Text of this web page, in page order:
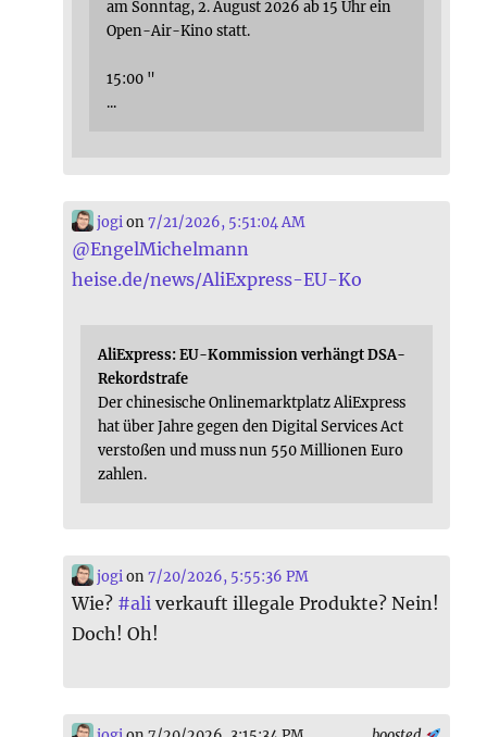
am Sonntag, 2. August 2026 ab 15 Uhr ein
Open-Air-Kino statt.
15:00 "
...
jogion7/21/2026, 5:51:04 AM
@EngelMichelmann
heise.de/news/AliExpress-EU-Ko
AliExpress: EU-Kommission verhängt DSA-
Rekordstrafe
Der chinesische Onlinemarktplatz AliExpress
hat über Jahre gegen den Digital Services Act
verstoßen und muss nun 550 Millionen Euro
zahlen.
jogion7/20/2026, 5:55:36 PM
Wie? #ali verkauft illegale Produkte? Nein!
Doch! Oh!